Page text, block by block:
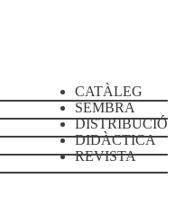
CATÀLEG
SEMBRA
DISTRIBUCIÓ
DIDÀCTICA
REVISTA